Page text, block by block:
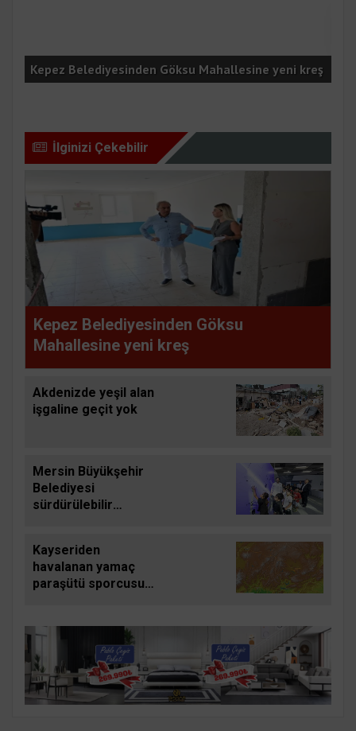
Kepez Belediyesinden Göksu Mahallesine yeni kreş
İlginizi Çekebilir
Kepez Belediyesinden Göksu
Mahallesine yeni kreş
Akdenizde yeşil alan
işgaline geçit yok
Mersin Büyükşehir
Belediyesi
sürdürülebilir
Kayseriden
havalanan yamaç
paraşütü sporcusu
indi